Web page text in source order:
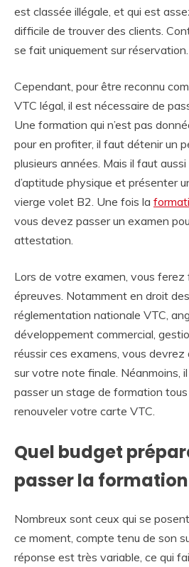
est classée illégale, et qui est
difficile de trouver des clients.
se fait uniquement sur réservation.
Cependant, pour être reconnu
VTC légal, il est nécessaire de
Une formation qui n’est pas
pour en profiter, il faut détenir un
plusieurs années. Mais il faut
d’aptitude physique et présenter
vierge volet B2. Une fois la
vous devez passer un examen
attestation.
Lors de votre examen, vous
épreuves. Notamment en droit
réglementation nationale VTC,
développement commercial,
réussir ces examens, vous
sur votre note finale. Néanmoins,
passer un stage de formation
renouveler votre carte VTC.
Quel budget
passer la formation
Nombreux sont ceux qui se
ce moment, compte tenu de son
réponse est très variable, ce qui